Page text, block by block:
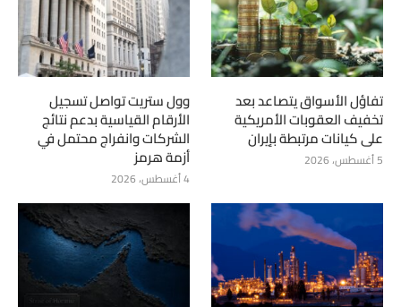
تفاؤل الأسواق يتصاعد بعد
تخفيف العقوبات الأمريكية
على كيانات مرتبطة بإيران
5 أغسطس، 2026
وول ستريت تواصل تسجيل
الأرقام القياسية بدعم نتائج
الشركات وانفراج محتمل في
أزمة هرمز
4 أغسطس، 2026